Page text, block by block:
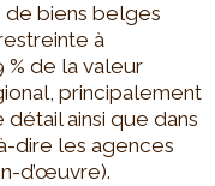
de biens belges
à
% de la valeur
principalement
ainsi que dans
dire les agences
d’œuvre).